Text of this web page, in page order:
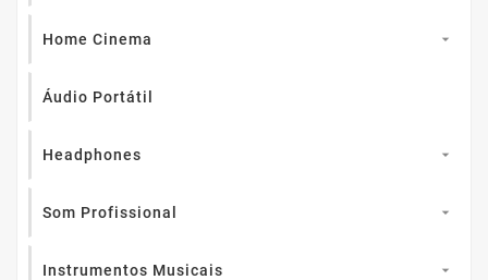
Home Cinema 
Áudio Portátil
Headphones 
Som Profissional 
Instrumentos Musicais 